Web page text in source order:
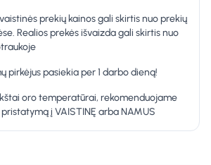
prekių kainos gali skirtis nuo prekių
Realios prekės išvaizda gali skirtis nuo
pirkėjus pasiekia per 1 darbo dieną!
oro temperatūrai, rekomenduojame
į VAISTINĘ arba NAMUS